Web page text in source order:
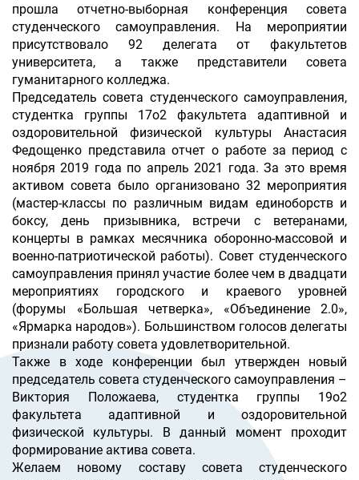
прошла отчетно-выборная конференция совета
студенческого самоуправления. На мероприятии
присутствовало 92 делегата от факультетов
университета, а также представители совета
гуманитарного колледжа.
Председатель совета студенческого самоуправления,
студентка группы 17о2 факультета адаптивной и
оздоровительной физической культуры Анастасия
Федощенко представила отчет о работе за период с
ноября 2019 года по апрель 2021 года. За это время
активом совета было организовано 32 мероприятия
(мастер-классы по различным видам единоборств и
боксу, день призывника, встречи с ветеранами,
концерты в рамках месячника оборонно-массовой и
военно-патриотической работы). Совет студенческого
самоуправления принял участие более чем в двадцати
мероприятиях городского и краевого уровней
(форумы «Большая четверка», «Объединение 2.0»,
«Ярмарка народов»). Большинством голосов делегаты
признали работу совета удовлетворительной.
Также в ходе конференции был утвержден новый
председатель совета студенческого самоуправления –
Виктория Положаева, студентка группы 19о2
факультета адаптивной и оздоровительной
физической культуры. В данный момент проходит
формирование актива совета.
Желаем новому составу совета студенческого